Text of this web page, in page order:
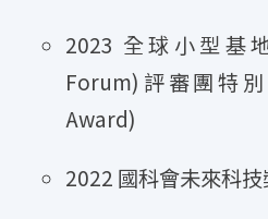
2023 全球小型基
Forum)評審團特
Award)
2022 國科會未來科